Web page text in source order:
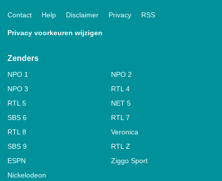
Contact Help Disclaimer Privacy RSS
Privacy voorkeuren wijzigen
Zenders
NPO 1
NPO 2
NPO 3
RTL 4
RTL 5
NET 5
SBS 6
RTL 7
RTL 8
Veronica
SBS 9
RTL Z
ESPN
Ziggo Sport
Nickelodeon